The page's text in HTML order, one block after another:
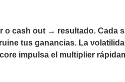
cash out → resultado. Cada
tus ganancias. La
impulsa el multiplier